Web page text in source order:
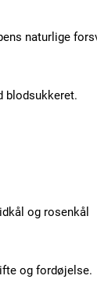
Plans
naturlige
blodsukkeret.
og rosenkål
og fordøjelse.